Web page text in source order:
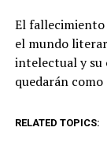
El fallecimiento
el mundo
intelectual y su
quedarán
RELATED TOPICS: